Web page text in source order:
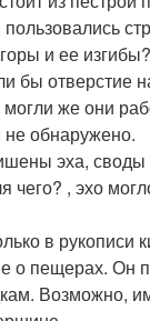
и ее
бы отверстие
же они
не обнаружено.
эха, своды
, эхо
в рукописи
о пещерах. Он
Возможно,